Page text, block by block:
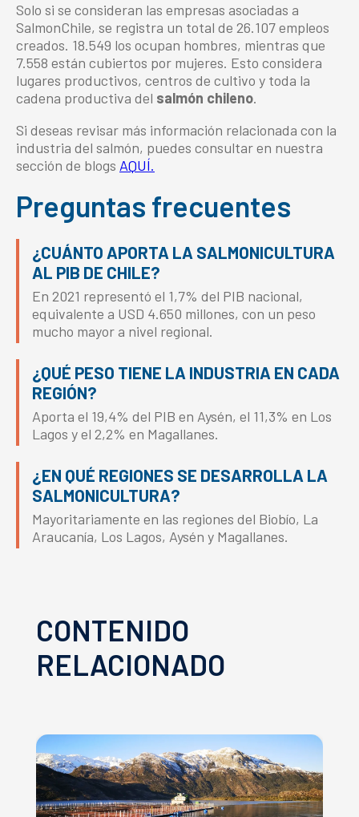
Solo si se consideran las empresas asociadas a
SalmonChile, se registra un total de 26.107 empleos
creados. 18.549 los ocupan hombres, mientras que
7.558 están cubiertos por mujeres. Esto considera
lugares productivos, centros de cultivo y toda la
cadena productiva del salmón chileno.
Si deseas revisar más información relacionada con la
industria del salmón, puedes consultar en nuestra
sección de blogs AQUÍ.
Preguntas frecuentes
¿CUÁNTO APORTA LA SALMONICULTURA
AL PIB DE CHILE?
En 2021 representó el 1,7% del PIB nacional,
equivalente a USD 4.650 millones, con un peso
mucho mayor a nivel regional.
¿QUÉ PESO TIENE LA INDUSTRIA EN CADA
REGIÓN?
Aporta el 19,4% del PIB en Aysén, el 11,3% en Los
Lagos y el 2,2% en Magallanes.
¿EN QUÉ REGIONES SE DESARROLLA LA
SALMONICULTURA?
Mayoritariamente en las regiones del Biobío, La
Araucanía, Los Lagos, Aysén y Magallanes.
CONTENIDO
RELACIONADO